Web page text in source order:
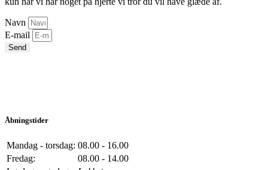
Navn
E-mail
Send
Åbningstider
Mandag - torsdag: 08.00 - 16.00
Fredag:
08.00 - 14.00